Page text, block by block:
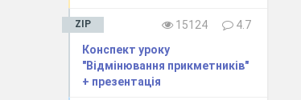
ZIP 15124
4.7
Конспект уроку
"Відмінювання прикметників"
+ презентація